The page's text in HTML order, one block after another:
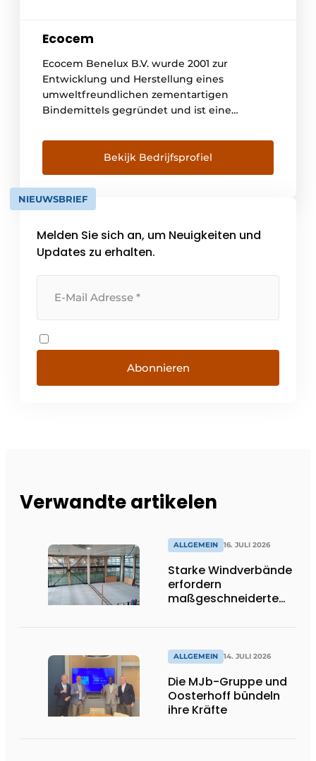
Ecocem
Ecocem Benelux B.V. wurde 2001 zur
Entwicklung und Herstellung eines
umweltfreundlichen zementartigen
Bindemittels gegründet und ist eine
Unternehmens Ecocem Materials Limited. In
Moerdijk mahlen wir ein Nebenprodukt der
Stahlindustrie, granulierte
Hochofenschlacke, zu einem hochwertigen
zementartigen Bindemittel (eco₂cem) für
Die Beton- und Mörtelindustrie hat
unmittelbaren nachhaltigen Zugang [...]
Bekijk Bedrijfsprofiel
NIEUWSBRIEF
Melden Sie sich an, um Neuigkeiten und
Updates zu erhalten.
Abonnieren
Verwandte artikelen
ALLGEMEIN 16. JULI 2026
Starke Windverbände
erfordern
maßgeschneiderte
ALLGEMEIN 14. JULI 2026
Die MJb-Gruppe und
Oosterhoff bündeln
ihre Kräfte